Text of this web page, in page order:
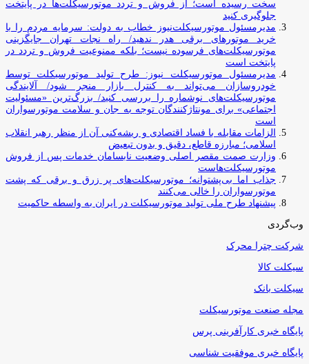
سخت رسیده است؛ از فروش و تردد موتورسیکلت‌ها در پایتخت
جلوگیری کنید
مدیرمسئول موتورسیکلت‌نیوز خطاب به دولت: سرمایه مردم را با
خرید موتورهای برقی هدر ندهید/ راه نجات تهران جایگزینی
موتورسیکلت‌های فرسوده نیست؛ بلکه ممنوعیت فروش و تردد در
پایتخت است
مدیرمسئول موتورسیکلت نیوز: طرح تولید موتورسیکلت توسط
خودروسازان می‌تواند به کنترل بازار منجر شود/ آلایندگی
موتورسیکلت‌های نوشماره را بررسی کنید/ بزرگ‌ترین «مسئولیت
اجتماعی» برای مونتاژکنندگان توجه به جان و سلامت موتورسواران
است
الزامات مقابله با فساد اقتصادی و ریشه‌کنی آن از منظر رهبر انقلاب
اسلامی؛ مبارزه قاطع، دقیق و بدون تبعیض
وزارت صمت مقصر اصلی وضعیت نابسامان خدمات پس از فروش
موتورسیکلت‌هاست
جذاب اما بی‌پشتوانه؛ موتورسیکلت‌های پر زرق‌ و برقی که پشت
موتورسواران را خالی می‌کنند
پیشنهاد طرح ملی تولید موتورسیکلت در ایران به واسطه حاکمیت
وب‌گردی
شرکت چترا محرک
سیکلت کالا
سیکلت بانک
مجله صنعت موتورسیکلت
پایگاه خبری کارآفرینی پرس
پایگاه خبری موفقیت شناسی